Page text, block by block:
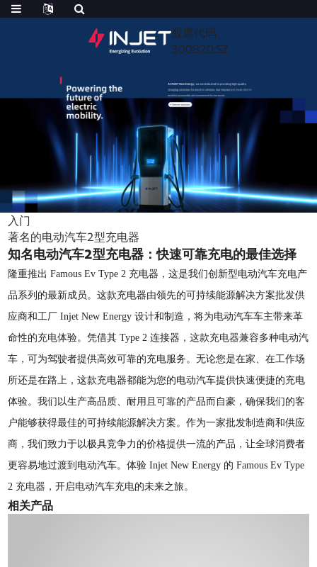
股票代码
300820.SZ
入门
著名的电动汽车2型充电器
知名电动汽车2型充电器：快速可靠充电的最佳选择
隆重推出 Famous Ev Type 2 充电器，这是我们创新型电动汽车充电产
品系列的最新成员。这款充电器由领先的可持续能源解决方案批发供
应商和工厂 Injet New Energy 设计和制造，将为电动汽车车主带来革
命性的充电体验。凭借其 Type 2 连接器，这款充电器兼容多种电动汽
车，可为驾驶者提供高效可靠的充电服务。无论您是在家、在工作场
所还​​是在路上，这款充电器都能为您的电动汽车提供快速便捷的充电
体验。我们以生产高品质、耐用且可靠的产品而自豪，确保我们的客
户能够获得最佳的可持续能源解决方案。作为一家批发制造商和供应
商，我们致力于以极具竞争力的价格提供一流的产品，让全球消费者
更容易地过渡到电动汽车。体验 Injet New Energy 的 Famous Ev Type
2 充电器，开启电动汽车充电的未来之旅。
相关产品